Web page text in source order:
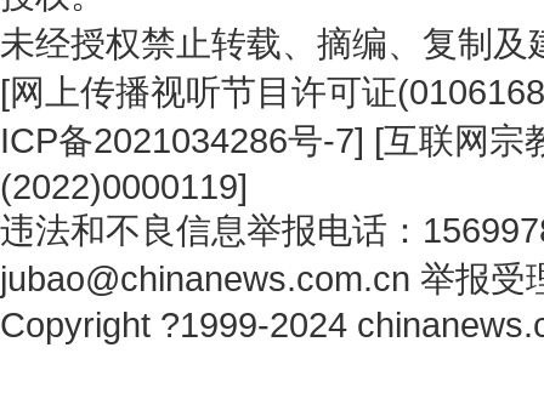
未经授权禁止转载、摘编、复制
[网上传播视听节目许可证
ICP备2021034286号-7] [互联网宗
(2022)0000119]
违法和不良信息举报电话：
jubao@chinanews.com.cn 举报受
Copyright ?1999-2024